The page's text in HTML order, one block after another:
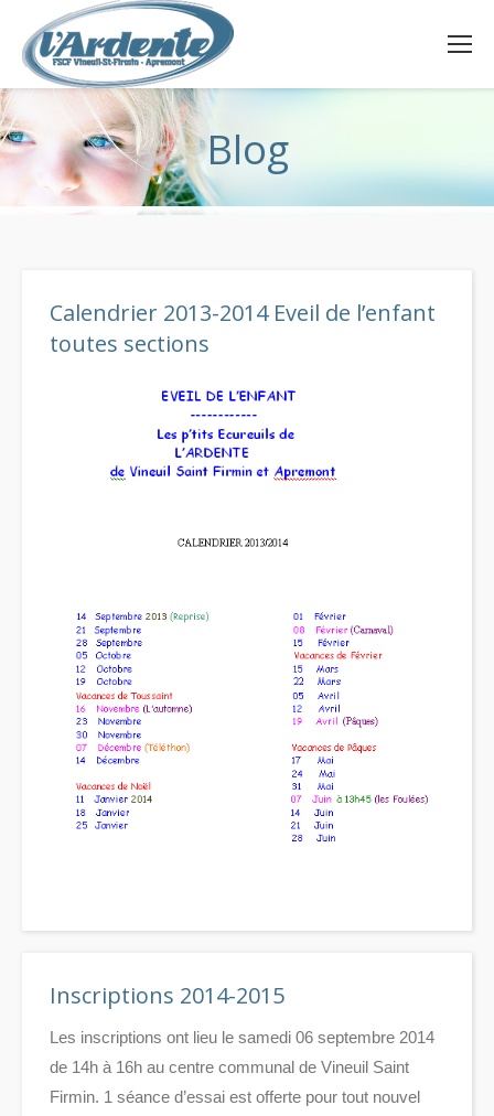
Blog
Calendrier 2013-2014 Eveil de l’enfant
toutes sections
Inscriptions 2014-2015
Les inscriptions ont lieu le samedi 06 septembre 2014
de 14h à 16h au centre communal de Vineuil Saint
Firmin. 1 séance d’essai est offerte pour tout nouvel